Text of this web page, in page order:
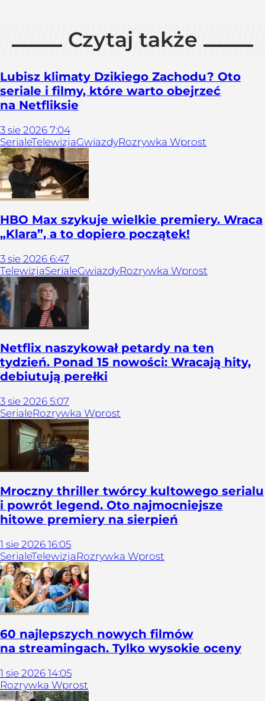
Czytaj także
Lubisz klimaty Dzikiego Zachodu? Oto
seriale i filmy, które warto obejrzeć
na Netfliksie
3 sie 2026 7:04
SerialeTelewizjaGwiazdyRozrywka Wprost
HBO Max szykuje wielkie premiery. Wraca
„Klara”, a to dopiero początek!
3 sie 2026 6:47
TelewizjaSerialeGwiazdyRozrywka Wprost
Netflix naszykował petardy na ten
tydzień. Ponad 15 nowości: Wracają hity,
debiutują perełki
3 sie 2026 5:07
SerialeRozrywka Wprost
Mroczny thriller twórcy kultowego serialu
i powrót legend. Oto najmocniejsze
hitowe premiery na sierpień
1 sie 2026 16:05
SerialeTelewizjaRozrywka Wprost
60 najlepszych nowych filmów
na streamingach. Tylko wysokie oceny
1 sie 2026 14:05
Rozrywka Wprost